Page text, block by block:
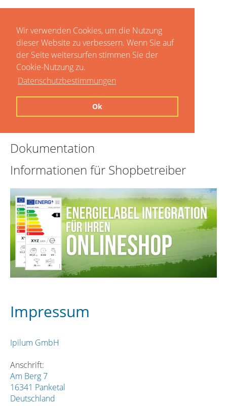
Wir verwenden Cookies, um die Nutzung
dieser Website zu verbessern. Wenn Sie auf
der Seite weitersurfen stimmen Sie der
Cookie-Nutzung zu.
Datenschutzbestimmungen
Ok
Dokumentation
Informationen für Shopbetreiber
Impressum
Ipilum GmbH
Anschrift:
Am Berg 7
16341 Panketal
Deutschland